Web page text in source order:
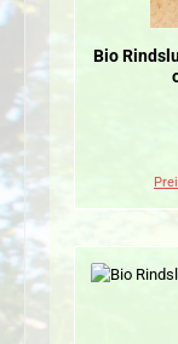
Bio